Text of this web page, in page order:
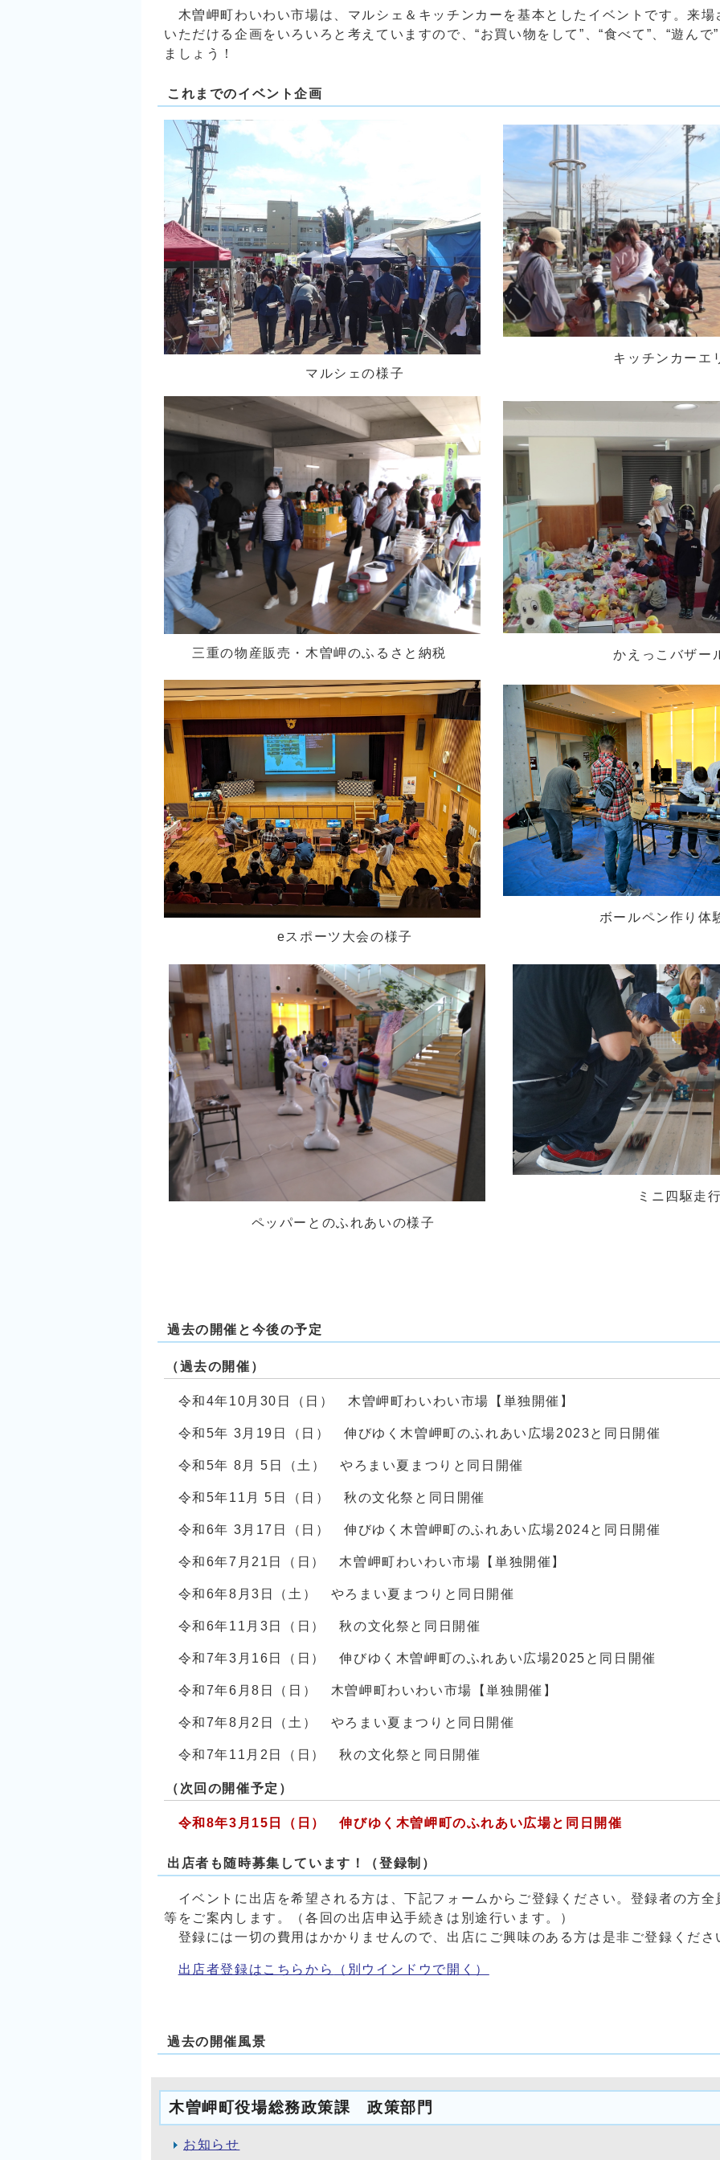
木曽岬町わいわい市場は、マルシェ＆キッチンカーを基本としたイベントです。来
いただける企画をいろいろと考えていますので、“お買い物をして”、“食べて”、“遊んで
ましょう！
これまでのイベント企画
マルシェの様子
キッチンカーエリア
三重の物産販売・木曽岬のふるさと納税 かえっこバザール
eスポーツ大会の様子
ボールペン作り体験
ペッパーとのふれあいの様子
ミニ四駆走行会
過去の開催と今後の予定
（過去の開催）
令和4年10月30日（日） 木曽岬町わいわい市場【単独開催】
令和5年 3月19日（日） 伸びゆく木曽岬町のふれあい広場2023と同日開催
令和5年 8月 5日（土） やろまい夏まつりと同日開催
令和5年11月 5日（日） 秋の文化祭と同日開催
令和6年 3月17日（日） 伸びゆく木曽岬町のふれあい広場2024と同日開催
令和6年7月21日（日） 木曽岬町わいわい市場【単独開催】
令和6年8月3日（土） やろまい夏まつりと同日開催
令和6年11月3日（日） 秋の文化祭と同日開催
令和7年3月16日（日） 伸びゆく木曽岬町のふれあい広場2025と同日開催
令和7年6月8日（日） 木曽岬町わいわい市場【単独開催】
令和7年8月2日（土） やろまい夏まつりと同日開催
令和7年11月2日（日） 秋の文化祭と同日開催
（次回の開催予定）
令和8年3 月15日（日） 伸びゆく木曽岬町のふれあい広場と同日開催
出店者も随時募集しています！（登録制）
イベントに出店を希望される方は、下記フォームからご登録ください。登録者の方
等をご案内します。（各回の出店申込手続きは別途行います。）
登録には一切の費用はかかりませんので、出店にご興味のある方は是非ご登録くださ
出店者登録はこちらから （別ウインドウで開く）
過去の開催風景
木曽岬町役場総務政策課 政策部門
お知らせ